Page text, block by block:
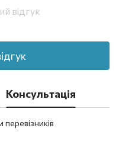
відгук
Консультація